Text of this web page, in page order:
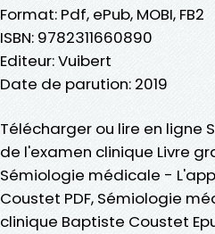
Format: Pdf, ePub, MOBI, FB2
ISBN: 9782311660890
Editeur: Vuibert
Date de parution: 2019
Télécharger ou lire en
de l'examen clinique Livre
Sémiologie médicale -
Coustet PDF, Sémiologie
clinique Baptiste Coustet